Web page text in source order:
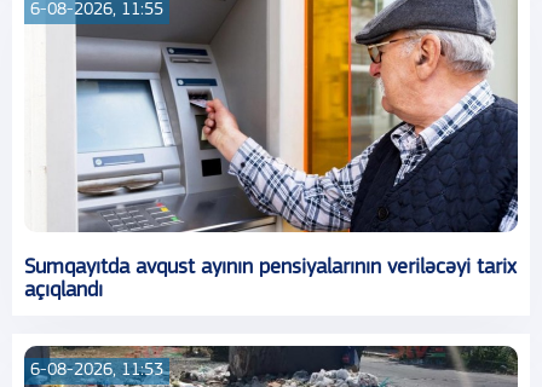
6-08-2026, 11:55
Sumqayıtda avqust ayının pensiyalarının veriləcəyi tarix
açıqlandı
6-08-2026, 11:53